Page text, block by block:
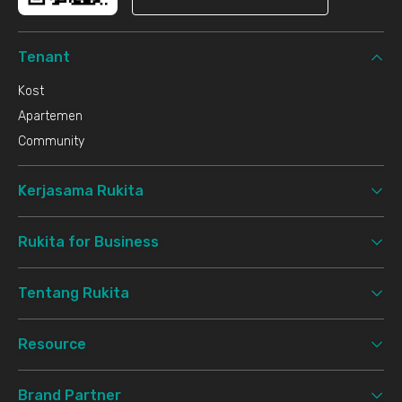
Tenant
Kost
Apartemen
Community
Kerjasama Rukita
Rukita for Business
Tentang Rukita
Resource
Brand Partner